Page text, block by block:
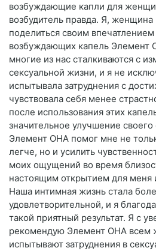
возбуждающие капли для
возбудитель правда. Я, женщина
поделиться своим
возбуждающих капель Элемент
многие из нас сталкиваются с
сексуальной жизни, и я не
испытывала затруднения с
чувствовала себя менее
после использования этих
значительное улучшение своего
Элемент ОНА помог мне не
легче, но и усилить
моих ощущений во время
настоящим открытием для меня
Наша интимная жизнь стала
удовлетворительной, и я
такой приятный результат. Я с
рекомендую Элемент ОНА всем
испытывают затруднения в